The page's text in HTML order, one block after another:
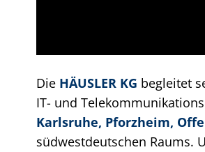
Die HÄUSLER KG begleitet
IT- und
Karlsruhe, Pforzheim,
südwestdeutschen Raums.